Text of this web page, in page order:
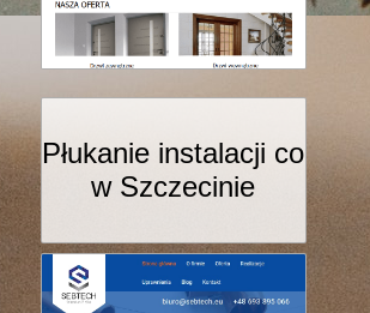
Płukanie instalacji co
w Szczecinie